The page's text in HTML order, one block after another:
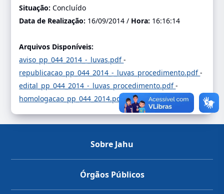
Situação:Concluído
Data de Realização: 16/09/2014 / Hora: 16:16:14
Arquivos Disponíveis:
aviso_pp_044_2014_-_luvas.pdf-
republicacao_pp_044_2014_-_luvas_procedimento.pdf-
edital_pp_044_2014_-_luvas_procedimento.pdf-
homologacao_pp_044_2014.pdf-
Sobre Jahu
Órgãos Públicos